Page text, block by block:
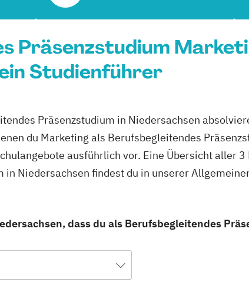
Präsenzstudium
Studienführer
Präsenzstudium in Niedersachsen
du Marketing als Berufsbegleitendes
ausführlich vor. Eine Übersicht aller
Niedersachsen findest du in unserer
dass du als Berufsbegleitendes